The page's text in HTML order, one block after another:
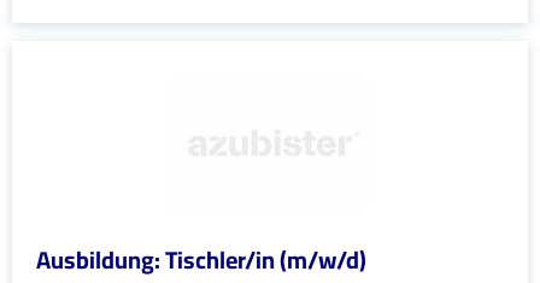
Ausbildung: Tischler/in (m/w/d)